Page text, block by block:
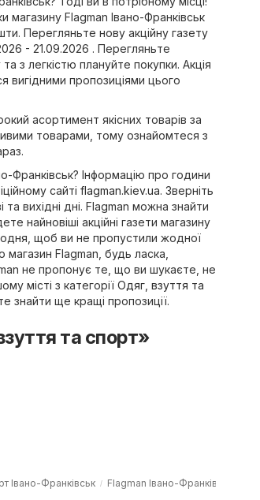
магазину Flagman Івано-Франківськ
Перегляньте нову акційну газету
- 21.09.2026 . Перегляньте
з легкістю плануйте покупки. Акція
вигідними пропозиціями цього
асортимент якісних товарів за
товарами, тому ознайомтеся з
Франківськ? Інформацію про години
сайті flagman.kiev.ua. Зверніть
вихідні дні. Flagman можна знайти
найновіші акційні газети магазину
щоб ви не пропустили жодної
Flagman, будь ласка,
не пропонує те, що ви шукаєте, не
місті з категорії Одяг, взуття та
знайти ще кращі пропозиції.
та спорт»
Івано-Франківськ Flagman Івано-Франківськ